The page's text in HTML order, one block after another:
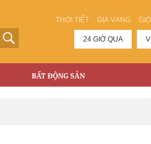
THỜI TIẾT GIÁ VÀNG
24 GIỜ QUA
BẤT ĐỘNG SẢN